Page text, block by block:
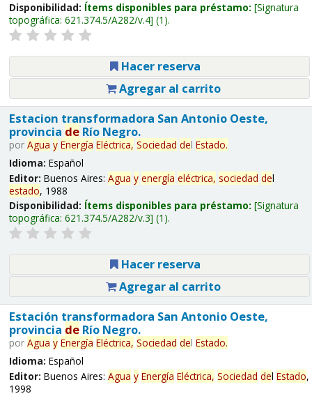
Disponibilidad: Ítems disponibles para préstamo: Signatura
topográfica: 621.374.5/A282/v.4 (1).
Hacer reserva
Agregar al carrito
Estacion transformadora San Antonio Oeste,
provincia deRío Negro.
por Agua y Energía Eléctrica, Sociedad del Estado.
Idioma: Español
Editor: Buenos Aires: Agua y energía eléctrica, sociedad del
estado, 1988
Disponibilidad: Ítems disponibles para préstamo: Signatura
topográfica: 621.374.5/A282/v.3 (1).
Hacer reserva
Agregar al carrito
Estación transformadora San Antonio Oeste,
provincia deRío Negro.
por Agua y Energía Eléctrica, Sociedad del Estado.
Idioma: Español
Editor: Buenos Aires: Agua y Energía Eléctrica, Sociedad del Estado,
1998